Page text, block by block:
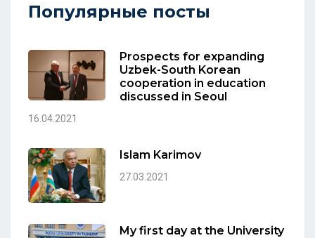
Популярные посты
Prospects for expanding
Uzbek-South Korean
cooperation in education
discussed in Seoul
16.04.2021
Islam Karimov
27.03.2021
My first day at the University